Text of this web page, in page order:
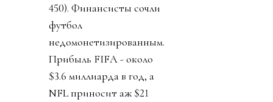
450). Финансисты сочли
футбол
недомонетизированным.
Прибыль FIFA - около
$3.6 миллиарда в год, а
NFL приносит аж $21